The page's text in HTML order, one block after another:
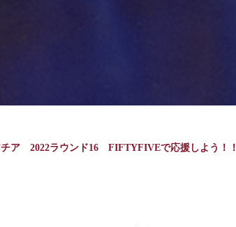
チア 2022ラウンド16 FIFTYFIVEで応援しよう！！